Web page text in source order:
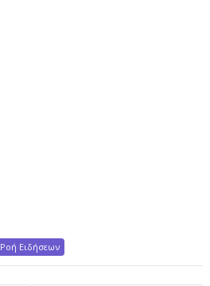
Ροή Ειδήσεων